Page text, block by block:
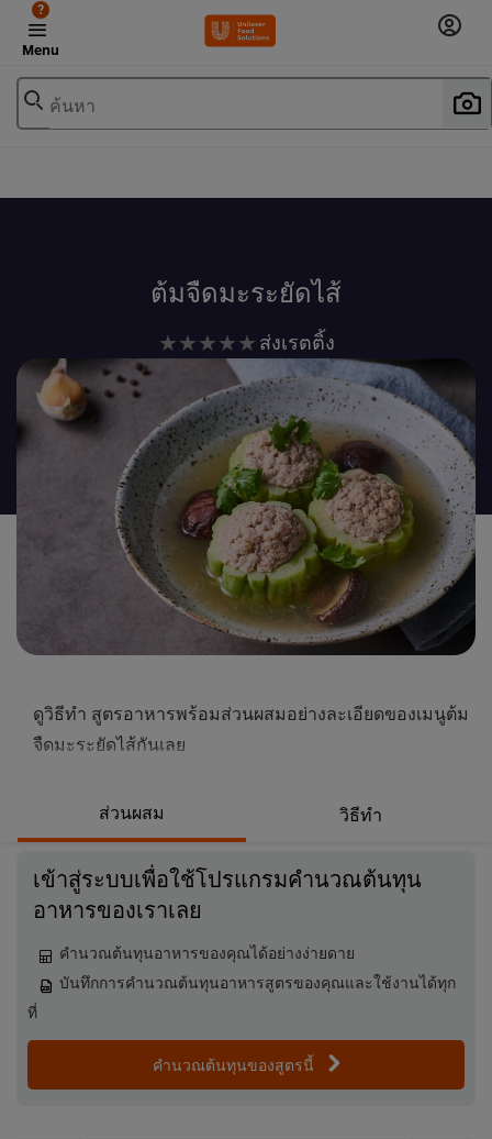
Menu
?
ค้นหา
ต้มจืดมะระยัดไส้
ไม่มี
การ
ให้
คะแนน
สำหรับ
recipe
นี้
ส่งเรตติ้ง
ดูวิธีทำ สูตรอาหารพร้อมส่วนผสมอย่างละเอียดของเมนูต้ม
จืดมะระยัดไส้กันเลย
ส่วนผสม วิธีทำ
เข้าสู่ระบบเพื่อใช้โปรแกรมคำนวณต้นทุน
อาหารของเราเลย
คำนวณต้นทุนอาหารของคุณได้อย่างง่ายดาย
บันทึกการคำนวณต้นทุนอาหารสูตรของคุณและใช้งานได้ทุก
ที่
คำนวณต้นทุนของสูตรนี้